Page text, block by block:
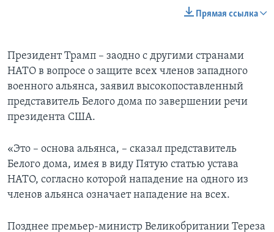
Прямая ссылка
Президент Трамп – заодно с другими странами
НАТО в вопросе о защите всех членов западного
военного альянса, заявил высокопоставленный
представитель Белого дома по завершении речи
президента США.
«Это – основа альянса, – сказал представитель
Белого дома, имея в виду Пятую статью устава
НАТО, согласно которой нападение на одного из
членов альянса означает нападение на всех.
Позднее премьер-министр Великобритании Тереза